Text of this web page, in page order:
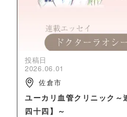
投稿日
2026.06.01
佐倉市
ユーカリ血管クリニック～
四十四】～